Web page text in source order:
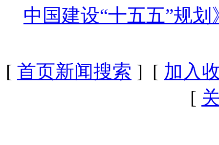
中国建设“十五五”规划
[ 首页新闻搜索 ] [ 加入
[